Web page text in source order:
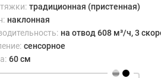
традиционная (пристенная)
наклонная
на отвод 608 м³/ч, 3
сенсорное
60 см